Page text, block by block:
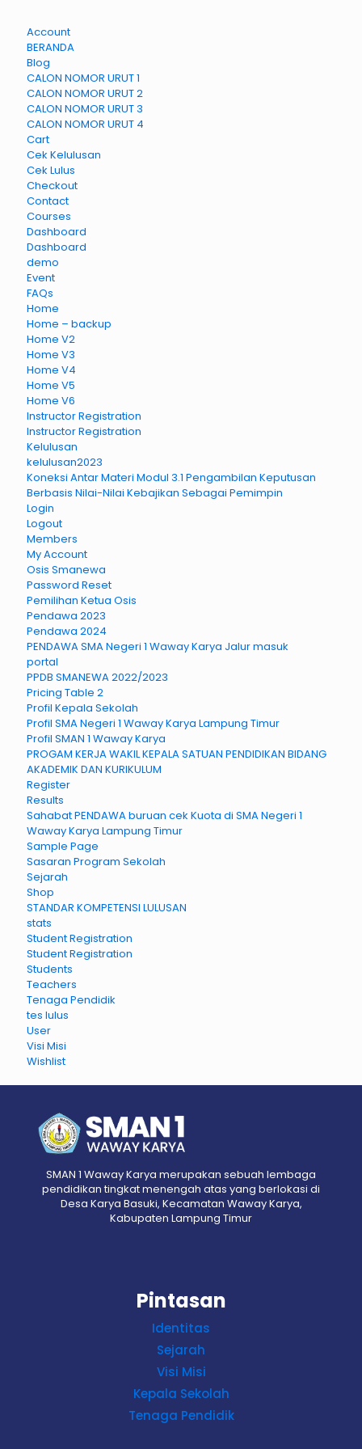
Account
BERANDA
Blog
CALON NOMOR URUT 1
CALON NOMOR URUT 2
CALON NOMOR URUT 3
CALON NOMOR URUT 4
Cart
Cek Kelulusan
Cek Lulus
Checkout
Contact
Courses
Dashboard
Dashboard
demo
Event
FAQs
Home
Home – backup
Home V2
Home V3
Home V4
Home V5
Home V6
Instructor Registration
Instructor Registration
Kelulusan
kelulusan2023
Koneksi Antar Materi Modul 3.1 Pengambilan Keputusan
Berbasis Nilai-Nilai Kebajikan Sebagai Pemimpin
Login
Logout
Members
My Account
Osis Smanewa
Password Reset
Pemilihan Ketua Osis
Pendawa 2023
Pendawa 2024
PENDAWA SMA Negeri 1 Waway Karya Jalur masuk
portal
PPDB SMANEWA 2022/2023
Pricing Table 2
Profil Kepala Sekolah
Profil SMA Negeri 1 Waway Karya Lampung Timur
Profil SMAN 1 Waway Karya
PROGAM KERJA WAKIL KEPALA SATUAN PENDIDIKAN BIDANG
AKADEMIK DAN KURIKULUM
Register
Results
Sahabat PENDAWA buruan cek Kuota di SMA Negeri 1
Waway Karya Lampung Timur
Sample Page
Sasaran Program Sekolah
Sejarah
Shop
STANDAR KOMPETENSI LULUSAN
stats
Student Registration
Student Registration
Students
Teachers
Tenaga Pendidik
tes lulus
User
Visi Misi
Wishlist
SMAN 1 Waway Karya merupakan sebuah lembaga
pendidikan tingkat menengah atas yang berlokasi di
Desa Karya Basuki, Kecamatan Waway Karya,
Kabupaten Lampung Timur
Pintasan
Identitas
Sejarah
Visi Misi
Kepala Sekolah
Tenaga Pendidik